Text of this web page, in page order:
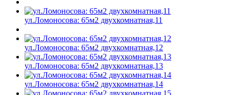
ул.Ломоносова: 65м2 двухкомнатная,11
ул.Ломоносова: 65м2 двухкомнатная,12
ул.Ломоносова: 65м2 двухкомнатная,13
ул.Ломоносова: 65м2 двухкомнатная,14